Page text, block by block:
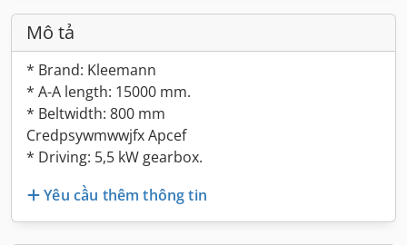
Mô tả
* Brand: Kleemann
* A-A length: 15000 mm.
* Beltwidth: 800 mm
Credpsywmwwjfx Apcef
* Driving: 5,5 kW gearbox.
Yêu cầu thêm thông tin